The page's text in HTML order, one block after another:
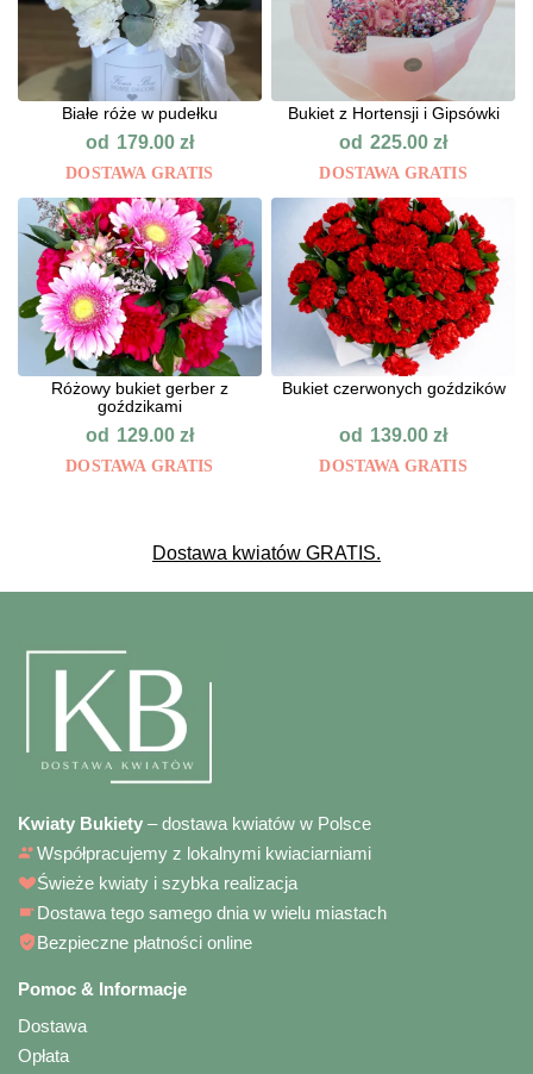
Białe róże w pudełku
od 179.00 zł
DOSTAWA GRATIS
Bukiet z Hortensji i Gipsówki
od 225.00zł
DOSTAWA GRATIS
Różowy bukiet gerber z
goździkami
od 129.00 zł
DOSTAWA GRATIS
Bukiet czerwonych goździków
od 139.00zł
DOSTAWA GRATIS
Dostawa kwiatów GRATIS.
Kwiaty Bukiety – dostawa kwiatów w Polsce
Współpracujemy z lokalnymi kwiaciarniami
Świeże kwiaty i szybka realizacja
Dostawa tego samego dnia w wielu miastach
Bezpieczne płatności online
Pomoc & Informacje
Dostawa
Opłata